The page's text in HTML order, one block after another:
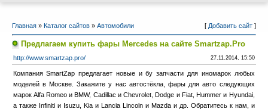
Главная» Каталог сайтов» Автомобили [ Добавить сайт]
Предлагаем купить фары Mercedes на сайте Smartzap.Pro
http://www.smartzap.pro/ 27.11.2014, 15:50
Компания SmartZap предлагает новые и бу запчасти для иномарок любых
моделей в Москве. Закажите у нас автостёкла, фары для авто следующих
марок Alfa Romeo и BMW, Cadillac и Chevrolet, Dodge и Fiat, Hummer и Hyundai,
а также Infiniti и Isuzu, Kia и Lancia Lincoln и Mazda и др. Обратитесь к нам, и